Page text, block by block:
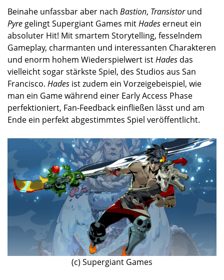
Beinahe unfassbar aber nach Bastion, Transistorund
Pyre gelingt Supergiant Games mitHades erneut ein
absoluter Hit! Mit smartem Storytelling, fesselndem
Gameplay, charmanten und interessanten Charakteren
und enorm hohem Wiederspielwert istHades das
vielleicht sogar stärkste Spiel, des Studios aus San
Francisco. Hades ist zudem ein Vorzeigebeispiel, wie
man ein Game während einer Early Access Phase
perfektioniert, Fan-Feedback einfließen lässt und am
Ende ein perfekt abgestimmtes Spiel veröffentlicht.
(c) Supergiant Games